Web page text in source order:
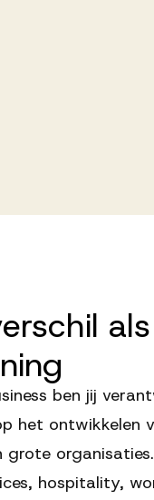
als
ben jij
het ontwikkelen
grote
hospitality,